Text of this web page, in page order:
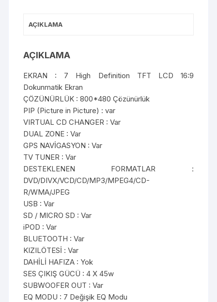
AÇIKLAMA
AÇIKLAMA
EKRAN : 7 High Definition TFT LCD 16:9
Dokunmatik Ekran
ÇÖZÜNÜRLÜK : 800*480 Çözünürlük
PIP (Picture in Picture) : var
VIRTUAL CD CHANGER : Var
DUAL ZONE : Var
GPS NAVİGASYON : Var
TV TUNER : Var
DESTEKLENEN FORMATLAR :
DVD/DIVX/VCD/CD/MP3/MPEG4/CD-
R/WMA/JPEG
USB : Var
SD / MICRO SD : Var
iPOD : Var
BLUETOOTH : Var
KIZILÖTESİ : Var
DAHİLİ HAFIZA : Yok
SES ÇIKIŞ GÜCÜ : 4 X 45w
SUBWOOFER OUT : Var
EQ MODU : 7 Değişik EQ Modu